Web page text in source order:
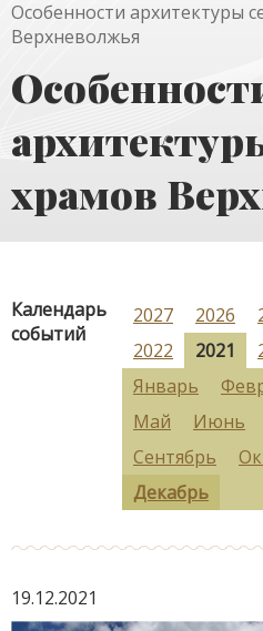
Особенности архитектуры
Верхневолжья
храмов
Календарь
событий
2027 2026
2022
2021
Январь
Май
Июнь
Сентябрь
Декабрь
19.12.2021